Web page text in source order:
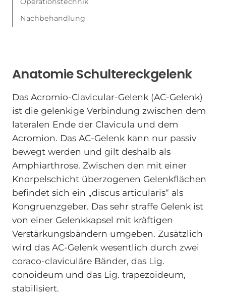
Anatomie Schultereckgelenk
Das Acromio-Clavicular-Gelenk (AC-Gelenk)
ist die gelenkige Verbindung zwischen dem
lateralen Ende der Clavicula und dem
Acromion. Das AC-Gelenk kann nur passiv
bewegt werden und gilt deshalb als
Amphiarthrose. Zwischen den mit einer
Knorpelschicht überzogenen Gelenkflächen
befindet sich ein „discus articularis“ als
Kongruenzgeber. Das sehr straffe Gelenk ist
von einer Gelenkkapsel mit kräftigen
Verstärkungsbändern umgeben. Zusätzlich
wird das AC-Gelenk wesentlich durch zwei
coraco-claviculäre Bänder, das Lig.
conoideum und das Lig. trapezoideum,
stabilisiert.
Nachbehandlung